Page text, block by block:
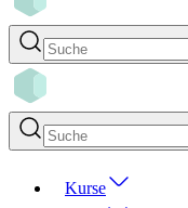
Kurse